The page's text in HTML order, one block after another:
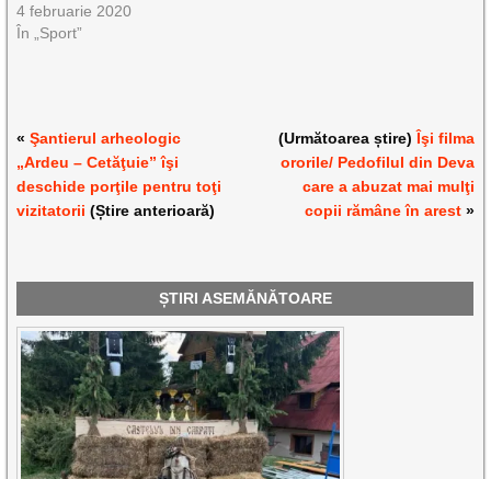
4 februarie 2020
În „Sport”
«Şantierul arheologic
„Ardeu – Cetăţuie” îşi
deschide porţile pentru toţi
vizitatorii (Știre anterioară)
(Următoarea știre) Îşi filma
ororile/ Pedofilul din Deva
care a abuzat mai mulţi
copii rămâne în arest»
ȘTIRI ASEMĂNĂTOARE